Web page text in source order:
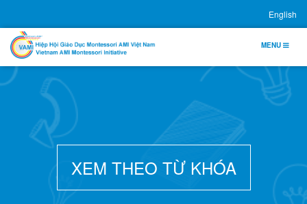
English
TOGGLE
MENU
XEM THEO TỪ KHÓA